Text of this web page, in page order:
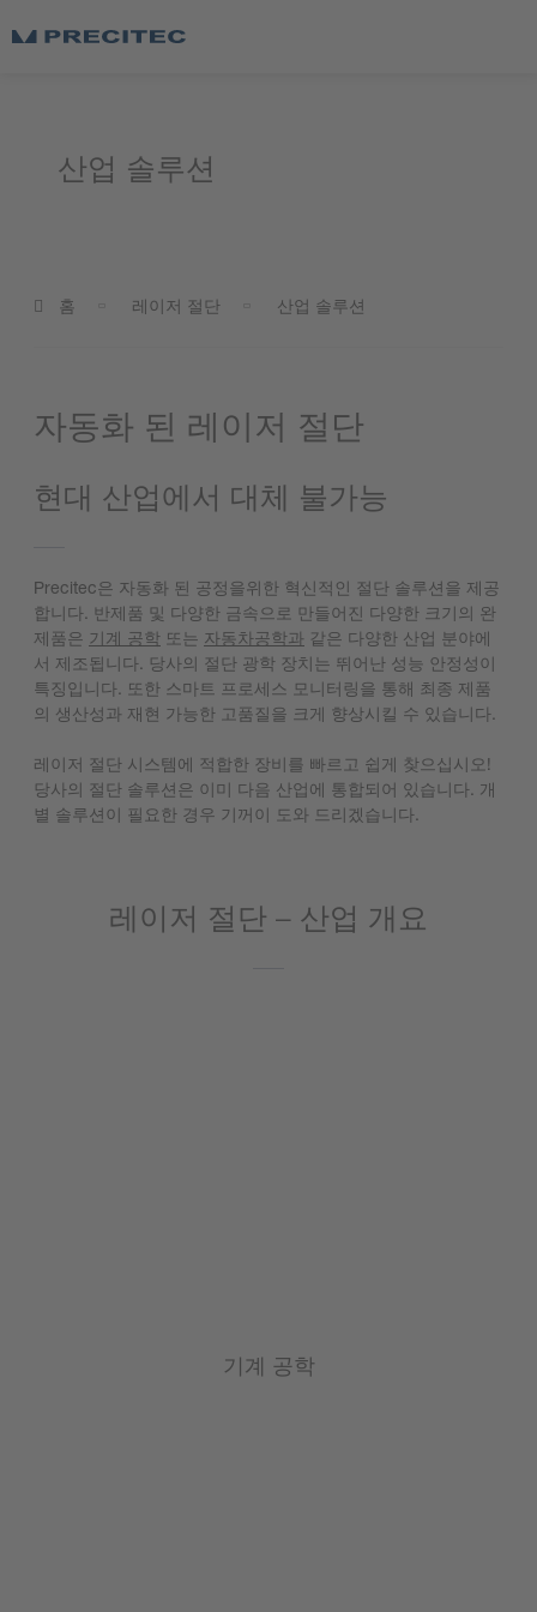
산업 솔루션
홈 레이저 절단 산업 솔루션
자동화 된 레이저 절단
현대 산업에서 대체 불가능
Precitec은 자동화 된 공정을위한 혁신적인 절단 솔루션을 제공
합니다. 반제품 및 다양한 금속으로 만들어진 다양한 크기의 완
제품은 기계 공학 또는 자동차공학과 같은 다양한 산업 분야에
서 제조됩니다. 당사의 절단 광학 장치는 뛰어난 성능 안정성이
특징입니다. 또한 스마트 프로세스 모니터링을 통해 최종 제품
의 생산성과 재현 가능한 고품질을 크게 향상시킬 수 있습니다.
레이저 절단 시스템에 적합한 장비를 빠르고 쉽게 찾으십시오!
당사의 절단 솔루션은 이미 다음 산업에 통합되어 있습니다. 개
별 솔루션이 필요한 경우 기꺼이 도와 드리겠습니다.
레이저 절단 – 산업 개요
기계 공학